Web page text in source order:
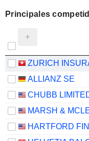
Principales
ALLIANZ SE
CHUBB